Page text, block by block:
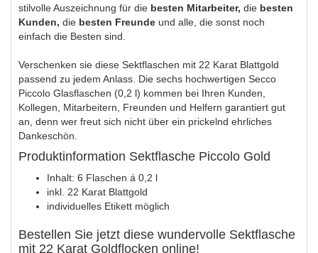
stilvolle Auszeichnung für die besten Mitarbeiter, die besten
Kunden, die besten Freunde und alle, die sonst noch
einfach die Besten sind.
Verschenken sie diese Sektflaschen mit 22 Karat Blattgold
passend zu jedem Anlass. Die sechs hochwertigen Secco
Piccolo Glasflaschen (0,2 l) kommen bei Ihren Kunden,
Kollegen, Mitarbeitern, Freunden und Helfern garantiert gut
an, denn wer freut sich nicht über ein prickelnd ehrliches
Dankeschön.
Produktinformation Sektflasche Piccolo Gold
Inhalt: 6 Flaschen á 0,2 l
inkl. 22 Karat Blattgold
individuelles Etikett möglich
Bestellen Sie jetzt diese wundervolle Sektflasche
mit 22 Karat Goldflocken online!